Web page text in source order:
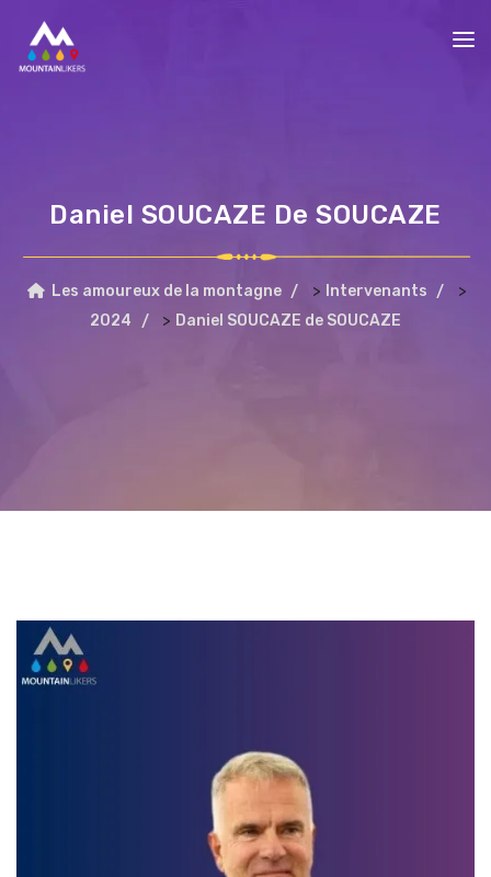
Daniel SOUCAZE De SOUCAZE
Les amoureux de la montagne > Intervenants >
2024 > Daniel SOUCAZE de SOUCAZE